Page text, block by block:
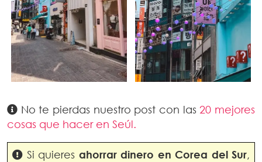
No te pierdas nuestro post con las20 mejores
cosas que hacer en Seúl.
Si quieres ahorrar dinero en Corea del Sur,